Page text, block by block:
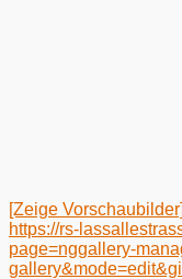
[Zeige Vorschaubilder]
https://rs-
page=nggallery-